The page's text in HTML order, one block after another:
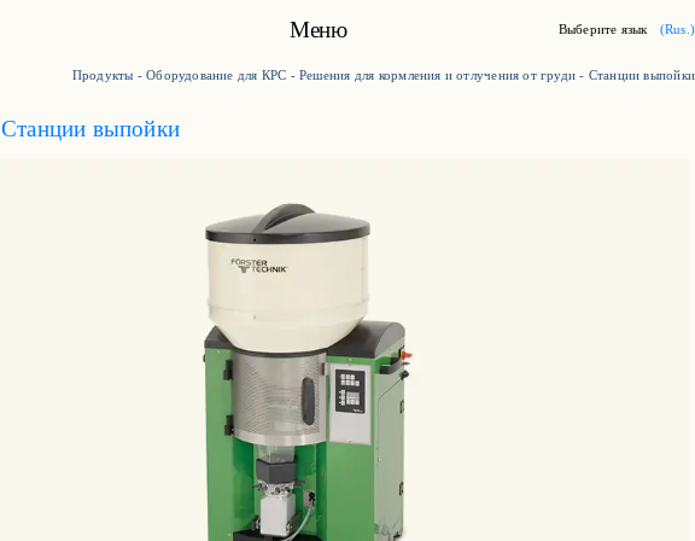
Меню Выберите язык (Rus.)
Кейс
Контакты
Продукты -Оборудование для КРС -Решения для кормления и отлучения от груди - Станции выпойки
Станции выпойки